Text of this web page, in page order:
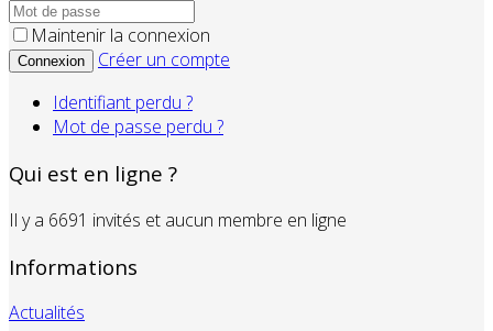
Maintenir la connexion
Connexion
Créer un compte
Identifiant perdu ?
Mot de passe perdu ?
Qui est en ligne ?
Il y a 6691 invités et aucun membre en ligne
Informations
Actualités